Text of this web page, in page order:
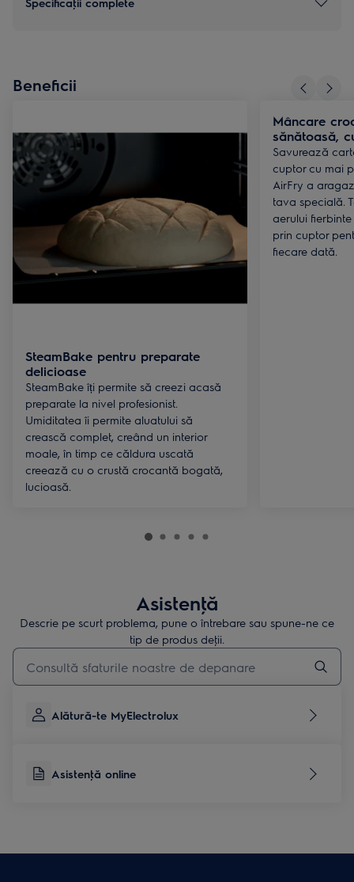
Beneficii
SteamBake pentru preparate
delicioase
SteamBake îți permite să creezi acasă
preparate la nivel profesionist.
Umiditatea îi permite aluatului să
crească complet, creând un interior
moale, în timp ce căldura uscată
creează cu o crustă crocantă bogată,
lucioasă.
Mâncare
sănătoasă,
Savurează
cuptor cu mai
AirFry a
tava specială.
aerului
prin cuptor
fiecare dată.
Asistenţă
Descrie pe scurt problema, pune o întrebare sau spune-ne ce
tip de produs deţii.
Type to search for support articles
Alătură-te MyElectrolux
Asistenţă online